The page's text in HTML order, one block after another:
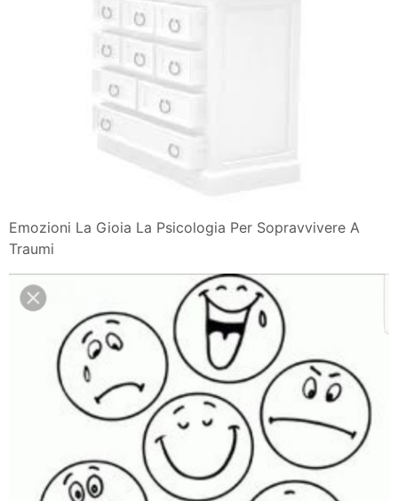
Emozioni La Gioia La Psicologia Per Sopravvivere A
Traumi